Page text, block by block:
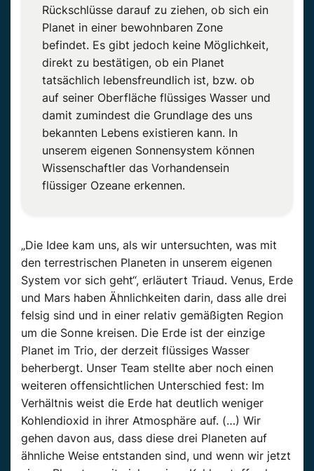
Rückschlüsse darauf zu ziehen, ob sich ein
Planet in einer bewohnbaren Zone
befindet. Es gibt jedoch keine Möglichkeit,
direkt zu bestätigen, ob ein Planet
tatsächlich lebensfreundlich ist, bzw. ob
auf seiner Oberfläche flüssiges Wasser und
damit zumindest die Grundlage des uns
bekannten Lebens existieren kann. In
unserem eigenen Sonnensystem können
Wissenschaftler das Vorhandensein
flüssiger Ozeane erkennen.
„Die Idee kam uns, als wir untersuchten, was mit
den terrestrischen Planeten in unserem eigenen
System vor sich geht“, erläutert Triaud. Venus, Erde
und Mars haben Ähnlichkeiten darin, dass alle drei
felsig sind und in einer relativ gemäßigten Region
um die Sonne kreisen. Die Erde ist der einzige
Planet im Trio, der derzeit flüssiges Wasser
beherbergt. Unser Team stellte aber noch einen
weiteren offensichtlichen Unterschied fest: Im
Verhältnis weist die Erde hat deutlich weniger
Kohlendioxid in ihrer Atmosphäre auf. (…) Wir
gehen davon aus, dass diese drei Planeten auf
ähnliche Weise entstanden sind, und wenn wir jetzt